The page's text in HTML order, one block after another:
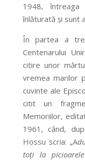
1948,
înlăturată și sunt
În partea a
Centenarului
citire unor
vremea marilor
cuvinte ale
citit un
Memoriilor,
1961, când,
Hossu scria: „A
toți la